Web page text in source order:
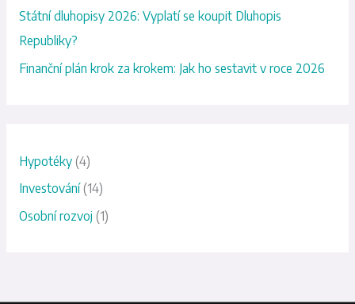
p
r
Státní dluhopisy 2026: Vyplatí se koupit Dluhopis
Republiky?
Finanční plán krok za krokem: Jak ho sestavit v roce 2026
Hypotéky(4)
Investování(14)
Osobní rozvoj (1)